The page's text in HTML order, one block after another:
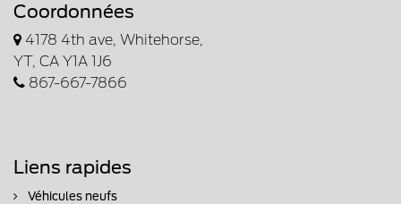
Coordonnées
4178 4th ave, Whitehorse,
YT, CA Y1A 1J6
867-667-7866
Liens rapides
Véhicules neufs